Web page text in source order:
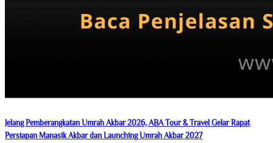
Jelang Pemberangkatan Umrah Akbar 2026, ABA Tour & Travel Gelar Rapat
Persiapan Manasik Akbar dan Launching Umrah Akbar 2027